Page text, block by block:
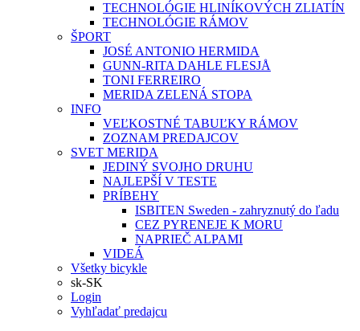
TECHNOLÓGIE HLINÍKOVÝCH ZLIATÍN
TECHNOLÓGIE RÁMOV
ŠPORT
JOSÉ ANTONIO HERMIDA
GUNN-RITA DAHLE FLESJÅ
TONI FERREIRO
MERIDA ZELENÁ STOPA
INFO
VEĽKOSTNÉ TABUĽKY RÁMOV
ZOZNAM PREDAJCOV
SVET MERIDA
JEDINÝ SVOJHO DRUHU
NAJLEPŠÍ V TESTE
PRÍBEHY
ISBITEN Sweden - zahryznutý do ľadu
CEZ PYRENEJE K MORU
NAPRIEČ ALPAMI
VIDEÁ
Všetky bicykle
sk-SK
Login
Vyhľadať predajcu